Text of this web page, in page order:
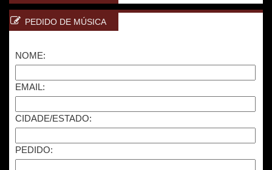
PEDIDO DE MÚSICA
NOME:
EMAIL:
CIDADE/ESTADO:
PEDIDO: